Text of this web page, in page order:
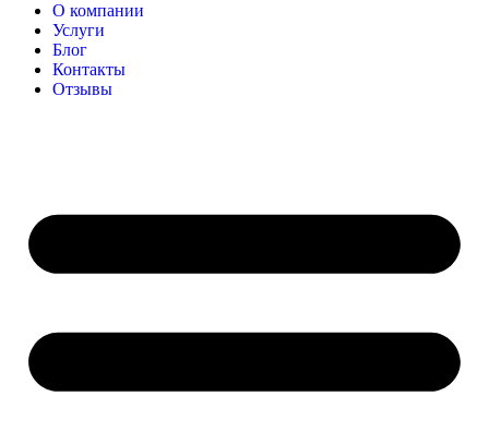
О компании
Услуги
Блог
Контакты
Отзывы